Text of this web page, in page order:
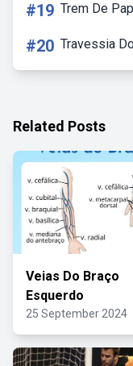
#19 Trem De
#20 Travessia
Related Posts
Veias Do Braço
Esquerdo
25 September 2024